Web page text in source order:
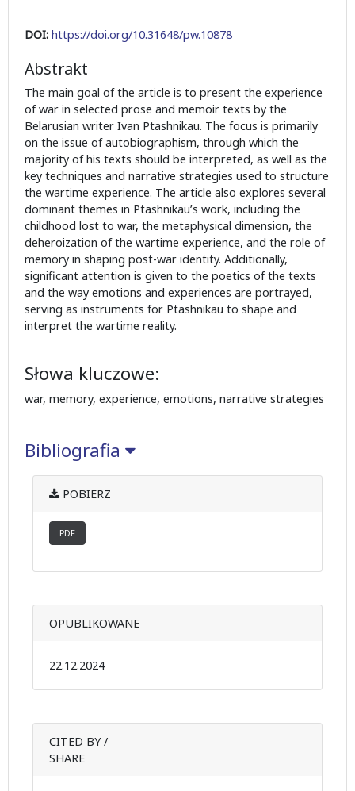
DOI: https://doi.org/10.31648/pw.10878
Abstrakt
The main goal of the article is to present the experience
of war in selected prose and memoir texts by the
Belarusian writer Ivan Ptashnikau. The focus is primarily
on the issue of autobiographism, through which the
majority of his texts should be interpreted, as well as the
key techniques and narrative strategies used to structure
the wartime experience. The article also explores several
dominant themes in Ptashnikau’s work, including the
childhood lost to war, the metaphysical dimension, the
deheroization of the wartime experience, and the role of
memory in shaping post-war identity. Additionally,
significant attention is given to the poetics of the texts
and the way emotions and experiences are portrayed,
serving as instruments for Ptashnikau to shape and
interpret the wartime reality.
Słowa kluczowe:
war, memory, experience, emotions, narrative strategies
Bibliografia
POBIERZ
PDF
OPUBLIKOWANE
22.12.2024
CITED BY /
SHARE